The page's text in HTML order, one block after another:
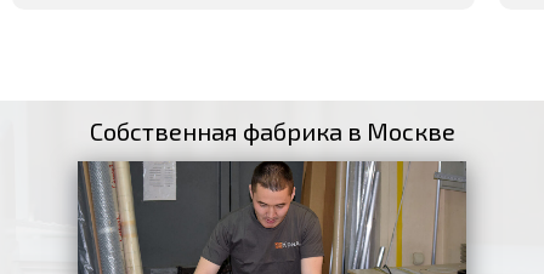
Собственная фабрика в Москве